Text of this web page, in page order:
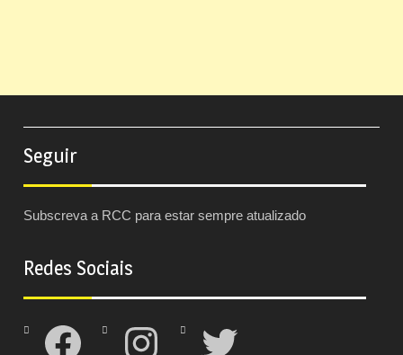
Seguir
Subscreva a RCC para estar sempre atualizado
Redes Sociais
Facebook Instagram Twitter